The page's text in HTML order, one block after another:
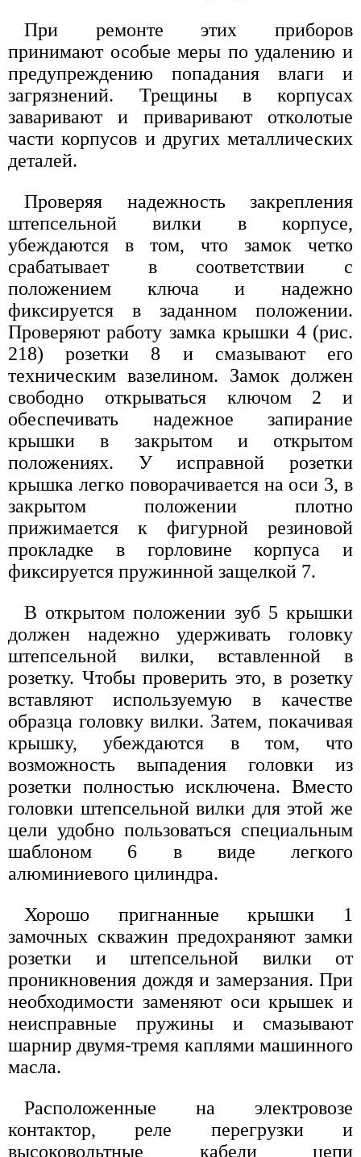
При ремонте этих приборов
принимают особые меры по удалению и
предупреждению попадания влаги и
загрязнений. Трещины в корпусах
заваривают и приваривают отколотые
части корпусов и других металлических
деталей.
Проверяя надежность закрепления
штепсельной вилки в корпусе,
убеждаются в том, что замок четко
срабатывает в соответствии с
положением ключа и надежно
фиксируется в заданном положении.
Проверяют работу замка крышки 4 (рис.
218) розетки 8 и смазывают его
техническим вазелином. Замок должен
свободно открываться ключом 2 и
обеспечивать надежное запирание
крышки в закрытом и открытом
положениях. У исправной розетки
крышка легко поворачивается на оси 3, в
закрытом положении плотно
прижимается к фигурной резиновой
прокладке в горловине корпуса и
фиксируется пружинной защелкой 7.
В открытом положении зуб 5 крышки
должен надежно удерживать головку
штепсельной вилки, вставленной в
розетку. Чтобы проверить это, в розетку
вставляют используемую в качестве
образца головку вилки. Затем, покачивая
крышку, убеждаются в том, что
возможность выпадения головки из
розетки полностью исключена. Вместо
головки штепсельной вилки для этой же
цели удобно пользоваться специальным
шаблоном 6 в виде легкого
алюминиевого цилиндра.
Хорошо пригнанные крышки 1
замочных скважин предохраняют замки
розетки и штепсельной вилки от
проникновения дождя и замерзания. При
необходимости заменяют оси крышек и
неисправные пружины и смазывают
шарнир двумя-тремя каплями машинного
масла.
Расположенные на электровозе
контактор, реле перегрузки и
высоковольтные кабели цепи